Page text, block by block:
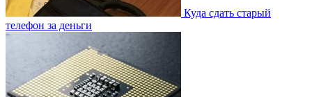
Куда сдать старый
телефон за деньги